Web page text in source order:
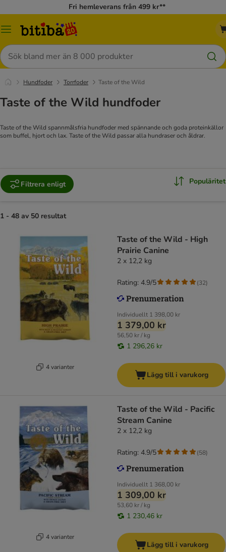
Fri hemleverans från 499 kr**
Meny
Sök
Hundfoder Torrfoder Taste of the Wild
Taste of the Wild hundfoder
Taste of the Wild spannmålsfria hundfoder med spännande och goda proteinkällor
som buffel, hjort och lax. Taste of the Wild passar alla hundraser och åldrar.
Filtrera enligt Populäritet
1 - 48 av 50 resultat
4 varianter
Taste of the Wild - High
Prairie Canine
2 x 12,2 kg
Individuellt 1 398,00 kr
1 379,00 kr
56,50 kr / kg
1 296,26 kr
Rating: 4.9/5 (32)
Lägg till i varukorg
4 varianter
Taste of the Wild - Pacific
Stream Canine
2 x 12,2 kg
Individuellt 1 368,00 kr
1 309,00 kr
53,60 kr / kg
1 230,46 kr
Rating: 4.9/5 (58)
Lägg till i varukorg